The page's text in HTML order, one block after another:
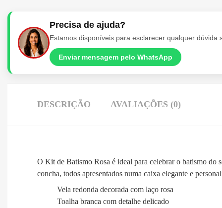
Precisa de ajuda?
Estamos disponíveis para esclarecer qualquer dúvida
Enviar mensagem pelo WhatsApp
DESCRIÇÃO AVALIAÇÕES (0)
O Kit de Batismo Rosa é ideal para celebrar o batismo do
concha, todos apresentados numa caixa elegante e
Vela redonda decorada com laço rosa
Toalha branca com detalhe delicado